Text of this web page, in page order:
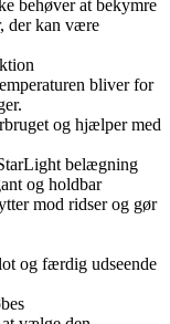
behøver at bekymre
der kan være
bliver for
og hjælper med
belægning
og holdbar
mod ridser og gør
og færdig udseende